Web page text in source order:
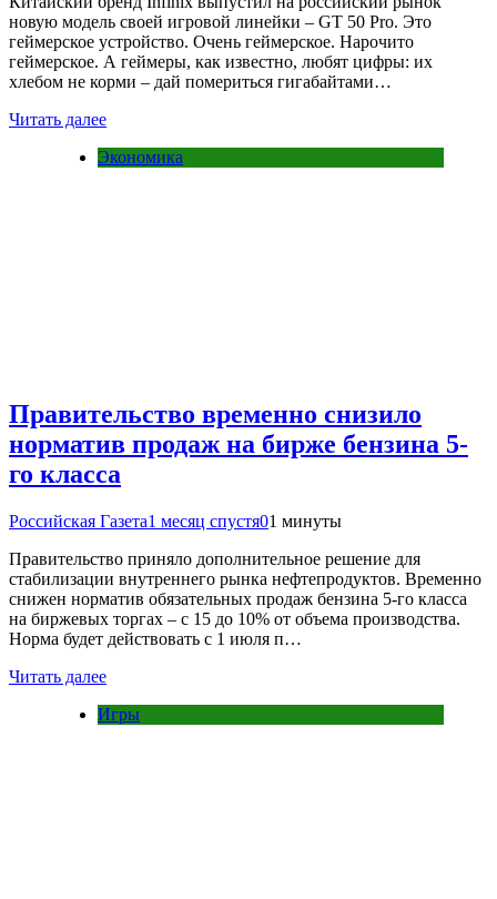
новую модель своей игровой линейки – GT 50 Pro. Это
геймерское устройство. Очень геймерское. Нарочито
геймерское. А геймеры, как известно, любят цифры: их
хлебом не корми – дай помериться гигабайтами…
Читать далее
Экономика
Правительство временно снизило
норматив продаж на бирже бензина 5-
го класса
Российская Газета1 месяц спустя01 минуты
Правительство приняло дополнительное решение для
стабилизации внутреннего рынка нефтепродуктов. Временно
снижен норматив обязательных продаж бензина 5-го класса
на биржевых торгах – с 15 до 10% от объема производства.
Норма будет действовать с 1 июля п…
Читать далее
Игры